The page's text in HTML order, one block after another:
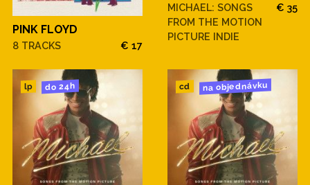
PINK FLOYD
8 TRACKS € 17
MICHAEL: SONGS
FROM THE MOTION
PICTURE INDIE
€ 35
lp do 24h cd na objednávku